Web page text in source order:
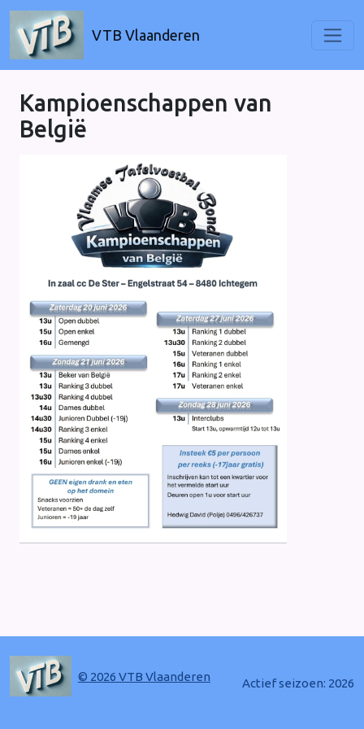
VTB Vlaanderen
Kampioenschappen van
België
© 2026 VTB Vlaanderen Actief seizoen: 2026